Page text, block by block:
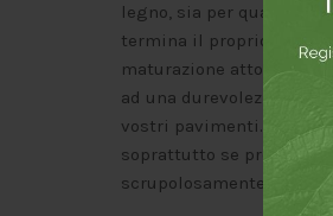
legno, sia per quanto
termina il proprio
maturazione attorno ai
ad una durevolezza di
vostri pavimenti.
soprattutto se
scrupolosamente